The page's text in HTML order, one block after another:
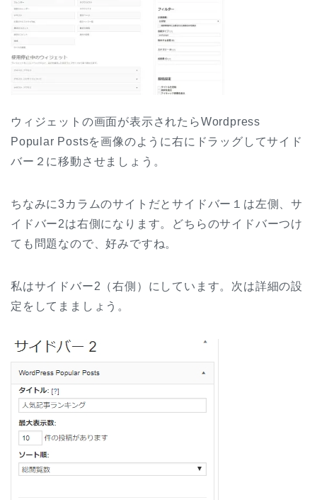
ウィジェットの画面が表示されたらWordpress
Popular Postsを画像のように右にドラッグしてサイド
バー２に移動させましょう。
ちなみに3カラムのサイトだとサイドバー１は左側、サ
イドバー2は右側になります。どちらのサイドバーつけ
ても問題なので、好みですね。
私はサイドバー2（右側）にしています。次は詳細の設
定をしてまましょう。